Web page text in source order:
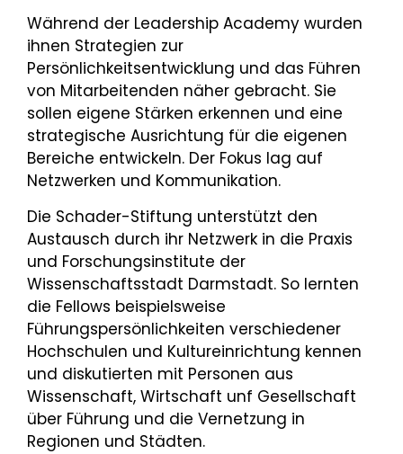
Während der Leadership Academy wurden
ihnen Strategien zur
Persönlichkeitsentwicklung und das Führen
von Mitarbeitenden näher gebracht. Sie
sollen eigene Stärken erkennen und eine
strategische Ausrichtung für die eigenen
Bereiche entwickeln. Der Fokus lag auf
Netzwerken und Kommunikation.
Die Schader-Stiftung unterstützt den
Austausch durch ihr Netzwerk in die Praxis
und Forschungsinstitute der
Wissenschaftsstadt Darmstadt. So lernten
die Fellows beispielsweise
Führungspersönlichkeiten verschiedener
Hochschulen und Kultureinrichtung kennen
und diskutierten mit Personen aus
Wissenschaft, Wirtschaft unf Gesellschaft
über Führung und die Vernetzung in
Regionen und Städten.